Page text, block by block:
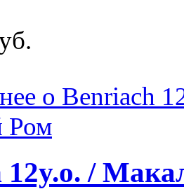
о Benriach
Ром
/